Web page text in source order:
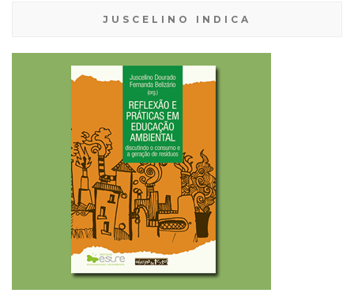
JUSCELINO INDICA